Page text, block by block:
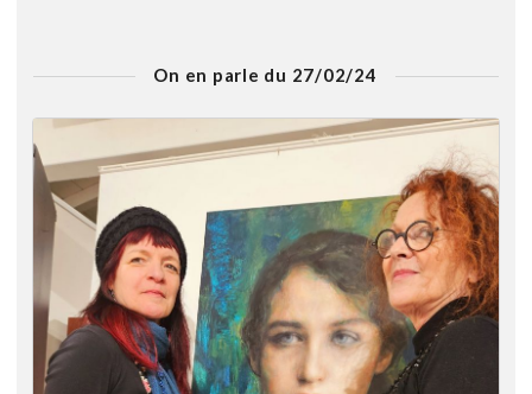
On en parle du 27/02/24